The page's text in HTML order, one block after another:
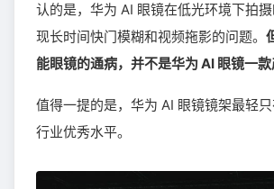
认的是，华为 AI 眼镜在低光环境下拍
现长时间快门模糊和视频拖影的问题。
能眼镜的通病，并不是华为 AI 眼镜一款
值得一提的是，华为 AI 眼镜镜架最轻
行业优秀水平。